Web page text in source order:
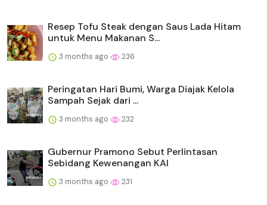
Resep Tofu Steak dengan Saus Lada Hitam
untuk Menu Makanan S...
3 months ago 236
Peringatan Hari Bumi, Warga Diajak Kelola
Sampah Sejak dari ...
3 months ago 232
Gubernur Pramono Sebut Perlintasan
Sebidang Kewenangan KAI
3 months ago 231